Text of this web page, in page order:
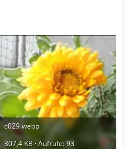
c029.webp
307,4 KB · Aufrufe: 93